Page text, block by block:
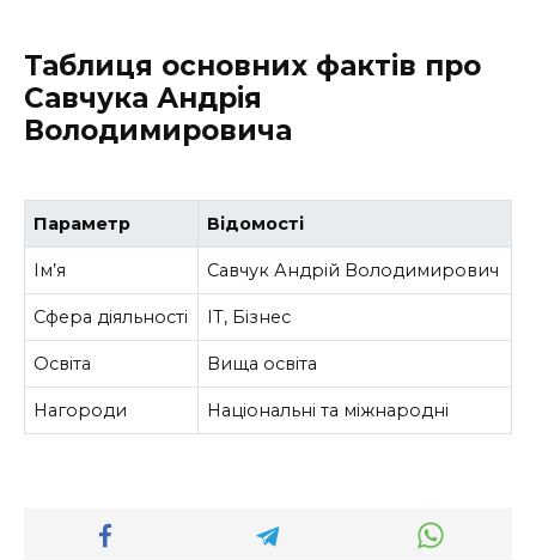
Таблиця основних фактів про
Савчука Андрія
Володимировича
Параметр Відомості
Ім’я Савчук Андрій Володимирович
Сфера діяльності ІТ, Бізнес
Освіта Вища освіта
Нагороди Національні та міжнародні